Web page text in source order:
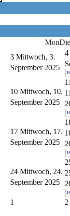
MonDie
3 Mittwoch, 3.
September 2025
4
10 Mittwoch, 10.
September 2025
11
17 Mittwoch, 17.
September 2025
24 Mittwoch, 24.
September 2025
1 2